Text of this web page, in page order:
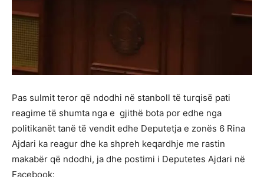
Pas sulmit teror që ndodhi në stanboll të turqisë pati
reagime të shumta nga e gjithë bota por edhe nga
politikanët tanë të vendit edhe Deputetja e zonës 6 Rina
Ajdari ka reagur dhe ka shpreh keqardhje me rastin
makabër që ndodhi, ja dhe postimi i Deputetes Ajdari në
Facebook: